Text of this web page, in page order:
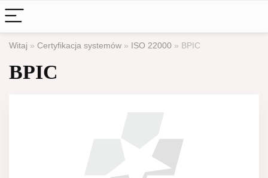
Witaj » Certyfikacja systemów » ISO 22000 » BPIC
BPIC